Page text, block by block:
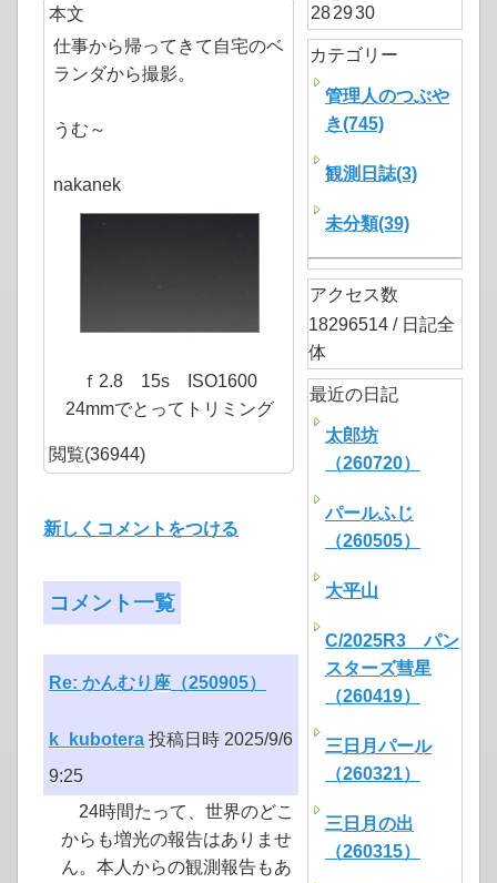
本文
仕事から帰ってきて自宅のベ
ランダから撮影。
うむ～
nakanek
ｆ2.8 15s ISO1600
24mmでとってトリミング
閲覧(36944)
新しくコメントをつける
コメント一覧
Re: かんむり座（250905）
k_kubotera 投稿日時 2025/9/6
9:25
24時間たって、世界のどこ
からも増光の報告はありませ
ん。本人からの観測報告もあ
282930
カテゴリー
管理人のつぶや
き(745)
観測日誌(3)
未分類(39)
アクセス数
18296514 / 日記全
体
最近の日記
太郎坊
（260720）
パールふじ
（260505）
大平山
C/2025R3 パン
スターズ彗星
（260419）
三日月パール
（260321）
三日月の出
（260315）